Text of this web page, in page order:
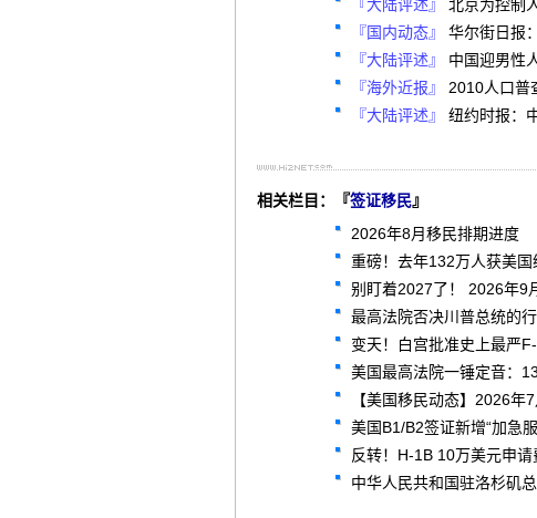
『大陆评述』
北京为控制
『国内动态』
华尔街日报
『大陆评述』
中国迎男性
『海外近报』
2010人口普
『大陆评述』
纽约时报：
相关栏目：『签证移民』
2026年8月移民排期进度
重磅！去年132万人获美国
别盯着2027了！ 2026年9
最高法院否决川普总统的
变天！白宫批准史上最严
美国最高法院一锤定音：
【美国移民动态】2026年
美国B1/B2签证新增“加急
反转！H-1B 10万美元申请
中华人民共和国驻洛杉矶